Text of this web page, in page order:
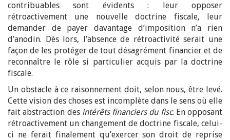
contribuables sont évidents : leur opposer
rétroactivement une nouvelle doctrine fiscale, leur
demander de payer davantage d’imposition n’a rien
d’anodin. Dès lors, l’absence de rétroactivité serait une
façon de les protéger de tout désagrément financier et de
reconnaître le rôle si particulier acquis par la doctrine
fiscale.
Un obstacle à ce raisonnement doit, selon nous, être levé.
Cette vision des choses est incomplète dans le sens où elle
fait abstraction des intérêts financiers du fisc. En opposant
rétroactivement un changement de doctrine fiscale, celui-
ci ne ferait finalement qu’exercer son droit de reprise